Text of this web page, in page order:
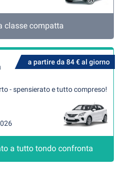
classe compatta
a partire da 84 € al giorno
- spensierato e tutto compreso!
a tutto tondo confronta